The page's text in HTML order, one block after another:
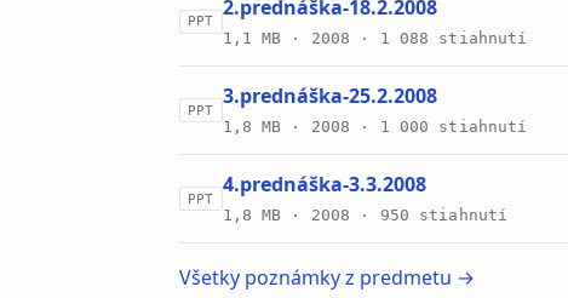
PPT
2.prednáška-18.2.2008
1,1 MB · 2008 · 1 088 stiahnutí
PPT
3.prednáška-25.2.2008
1,8 MB · 2008 · 1 000 stiahnutí
PPT
4.prednáška-3.3.2008
1,8 MB · 2008 · 950 stiahnutí
Všetky poznámky z predmetu →